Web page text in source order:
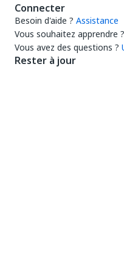
Connecter
Besoin d'aide ? Assistance
Vous souhaitez apprendre ?
Vous avez des questions ?
Rester à jour